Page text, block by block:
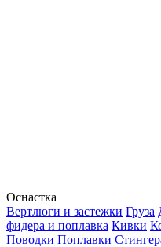
Оснастка
Вертлюги и застежки Груза
фидера и поплавка Кивки
Поводки Поплавки